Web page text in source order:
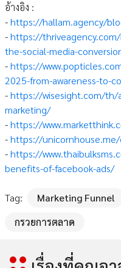
อ้างอิง :
-https://hallam.agency/
-https://
the-social-media-
-https://
2025-from-awareness-to-
-https://wisesight.com/th/
marketing/
-https://
-https://
-https://
benefits-of-facebook-ads/
Tag: Marketing Funnel
กรวยการตลาด